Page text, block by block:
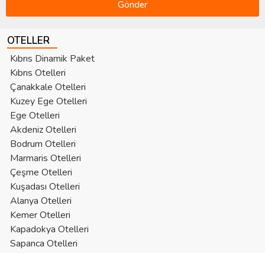
Gönder
OTELLER
Kıbrıs Dinamik Paket
Kıbrıs Otelleri
Çanakkale Otelleri
Kuzey Ege Otelleri
Ege Otelleri
Akdeniz Otelleri
Bodrum Otelleri
Marmaris Otelleri
Çeşme Otelleri
Kuşadası Otelleri
Alanya Otelleri
Kemer Otelleri
Kapadokya Otelleri
Sapanca Otelleri